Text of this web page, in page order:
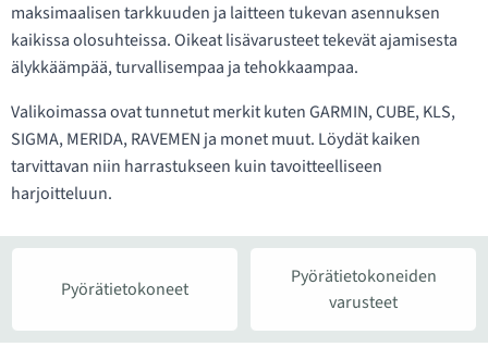
maksimaalisen tarkkuuden ja laitteen tukevan asennuksen
kaikissa olosuhteissa. Oikeat lisävarusteet tekevät ajamisesta
älykkäämpää, turvallisempaa ja tehokkaampaa.
Valikoimassa ovat tunnetut merkit kuten GARMIN, CUBE, KLS,
SIGMA, MERIDA, RAVEMEN ja monet muut. Löydät kaiken
tarvittavan niin harrastukseen kuin tavoitteelliseen
harjoitteluun.
Pyörätietokoneet
Pyörätietokoneiden
varusteet